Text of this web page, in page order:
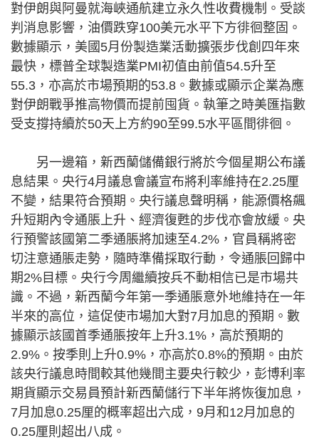
對伊朗與阿曼就海峽通航建立永久性收費機制。受談
判消息影響，油價跌穿100美元水平下方徘徊整固。
數據顯示，美國5月份製造業活動擴張步伐創四年來
最快，標普全球製造業PMI初值由前值54.5升至
55.3，亦高於市場預期的53.8。數據或顯示企業為應
對伊朗戰爭推高物價而提前囤貨。執筆之時美匯指數
受支撐持續於50天上方約90至99.5水平區間徘徊。
另一邊箱，新西蘭儲備銀行將於今個星期公布議
息結果。央行4月議息會議宣布將利率維持在2.25厘
不變，結果符合預期。央行議息聲明稱，能源價格飆
升短期內令通脹上升、經濟復甦的步伐亦會放緩。央
行預警該國第二季通脹將加速至4.2%，官員稱將密
切注意通脹走勢，隨時準備採取行動，令通脹回歸中
期2%目標。央行今周繼續按兵不動相信已是市場共
識。不過，新西蘭今年第一季通脹意外地維持在一年
半來的高位，這促使市場加大對7月加息的預期。數
據顯示該國首季通脹按年上升3.1%，高於預期的
2.9%。按季則上升0.9%，亦高於0.8%的預期。由於
該央行議息時間較其他幾間主要央行較少，彭博利率
期貨顯示交易員預計新西蘭儲行下半年將恢復加息，
7月加息0.25厘的概率超出六成，9月和12月加息的
0.25厘則超出八成。